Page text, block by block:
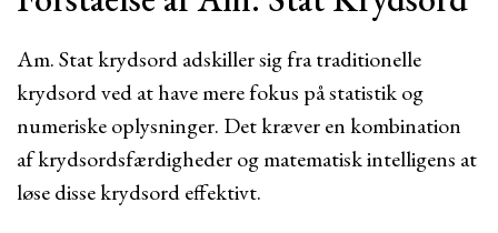
Am. Stat krydsord adskiller sig fra traditionelle
krydsord ved at have mere fokus på statistik og
numeriske oplysninger. Det kræver en kombination
af krydsordsfærdigheder og matematisk intelligens at
løse disse krydsord effektivt.